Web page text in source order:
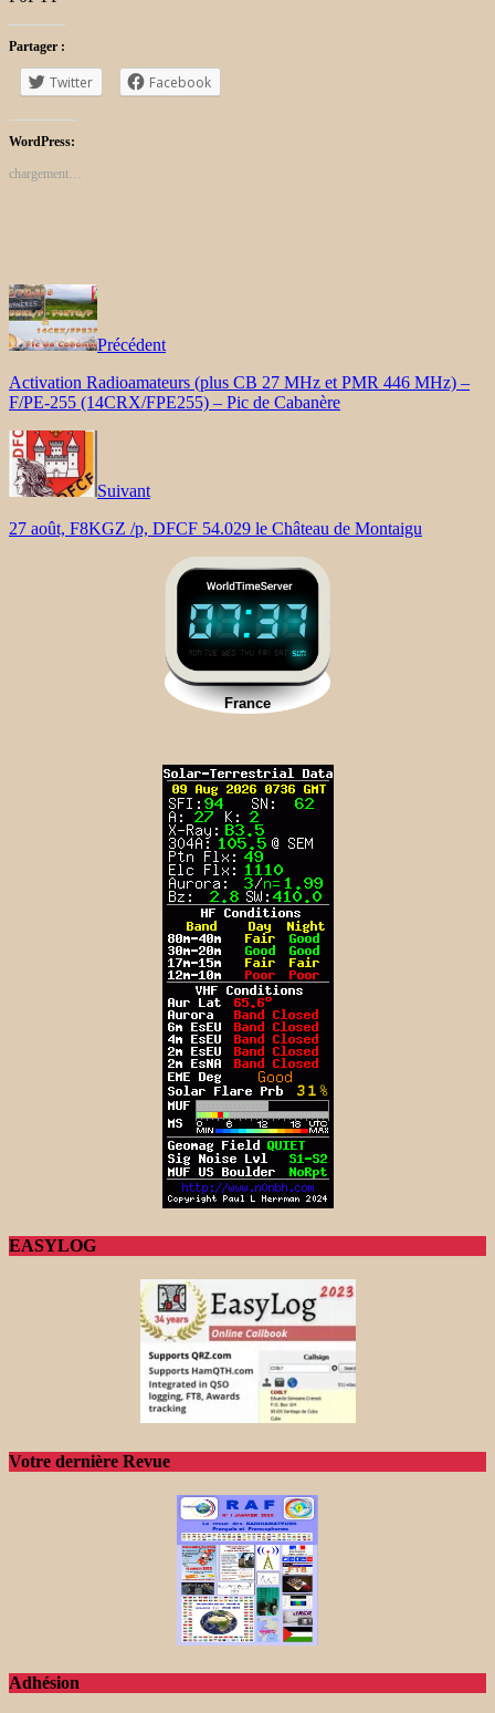
Partager :
Twitter Facebook
WordPress:
chargement…
Précédent
Activation Radioamateurs (plus CB 27 MHz et PMR 446 MHz) –
F/PE-255 (14CRX/FPE255) – Pic de Cabanère
Suivant
27 août, F8KGZ /p, DFCF 54.029 le Château de Montaigu
EASYLOG
Votre dernière Revue
Adhésion